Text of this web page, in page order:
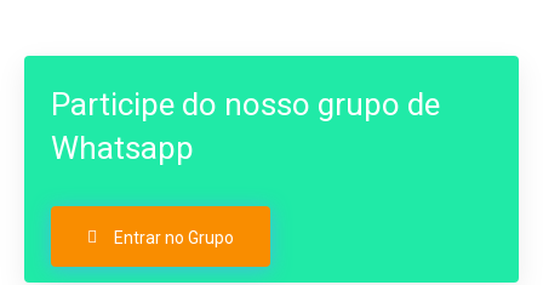
Participe do nosso grupo de
Whatsapp
Entrar no Grupo